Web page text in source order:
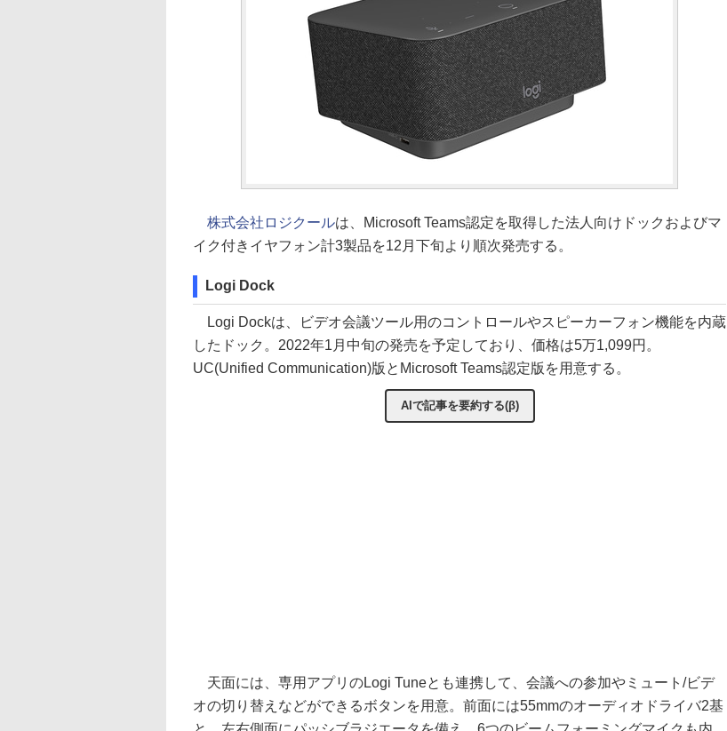
株式会社ロジクールは、Microsoft Teams認定を取得した法人向けドックおよびマ
イク付きイヤフォン計3製品を12月下旬より順次発売する。
Logi Dock
Logi Dockは、ビデオ会議ツール用のコントロールやスピーカーフォン機能を内蔵
したドック。2022年1月中旬の発売を予定しており、価格は5万1,099円。
UC(Unified Communication)版とMicrosoft Teams認定版を用意する。
AIで記事を要約する(β)
天面には、専用アプリのLogi Tuneとも連携して、会議への参加やミュート/ビデ
オの切り替えなどができるボタンを用意。前面には55mmのオーディオドライバ2基